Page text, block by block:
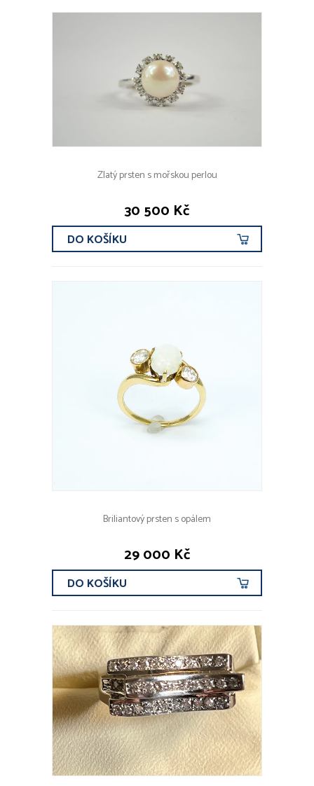
Zlatý prsten s mořskou perlou
30 500 Kč
DO KOŠÍKU
Briliantový prsten s opálem
29 000 Kč
DO KOŠÍKU